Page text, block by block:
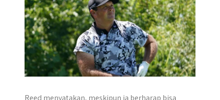
Reed menyatakan, meskipun ia berharap bisa